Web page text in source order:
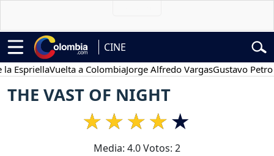
CINE
Vuelta a ColombiaJorge Alfredo VargasGustavo Petro
THE VAST OF NIGHT
Media: 4.0Votos: 2